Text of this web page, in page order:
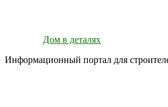
Дом в деталях
Информационный портал для